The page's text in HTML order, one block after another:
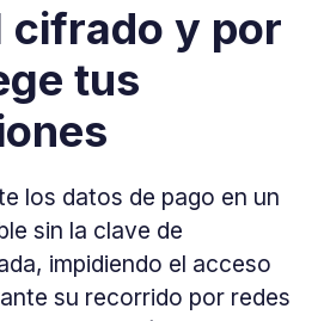
cifrado y por
tus
los datos de pago en un
sin la clave de
impidiendo el acceso
su recorrido por redes